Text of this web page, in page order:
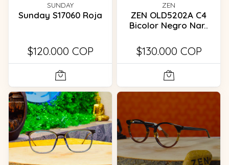
SUNDAY
Sunday S17060 Roja
$120.000 COP
ZEN
ZEN OLD5202A C4
Bicolor Negro Nar..
$130.000 COP